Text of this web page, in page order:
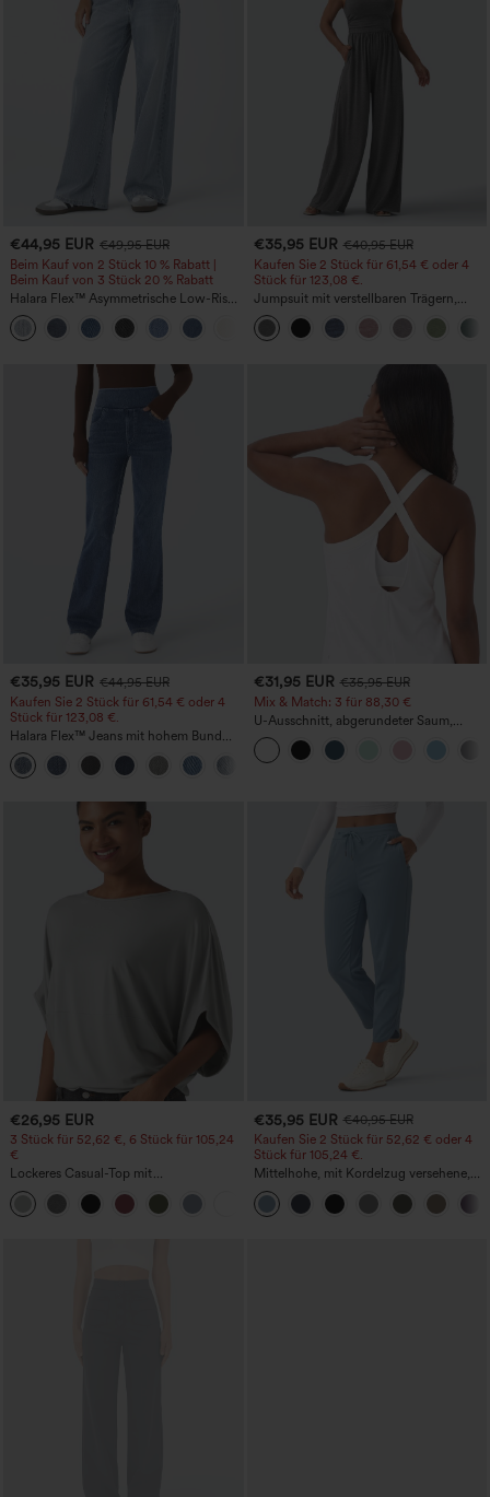
€44,95 EUR €49,95 EUR
Beim Kauf von 2 Stück 10 % Rabatt |
Beim Kauf von 3 Stück 20 % Rabatt
Halara Flex™ Asymmetrische Low-Rise-
Jeans mit Reißverschlusstaschen,
Baggy-Stil, weitem Bein, gewaschen,
lässig
+5
€35,95 EUR €40,95 EUR
Kaufen Sie 2 Stück für 61,54 € oder 4
Stück für 123,08 €.
Jumpsuit mit verstellbaren Trägern,
gerafftem Detail, weitem Bein und
meliertem Stoff, lässig, mit Taschen -
Easy Peezy
€35,95 EUR €44,95 EUR
Kaufen Sie 2 Stück für 61,54 € oder 4
Stück für 123,08 €.
Halara Flex™ Jeans mit hohem Bund
und Taschen, gewaschener, lässiger
Bootcut
€31,95 EUR €35,95 EUR
Mix & Match: 3 für 88,30 €
U-Ausschnitt, abgerundeter Saum,
InstantCool Yoga-Trägertop – UPF50+
€26,95 EUR
3 Stück für 52,62 €, 6 Stück für 105,24
€
Lockeres Casual-Top mit
Rundhalsausschnitt und
Fledermausärmeln
+1
€35,95 EUR €40,95 EUR
Kaufen Sie 2 Stück für 52,62 € oder 4
Stück für 105,24 €.
Mittelhohe, mit Kordelzug versehene,
schnelltrocknende Golfhose mit schmal
zulaufendem Schnitt, abgerundetem
Saum und Taschen – UPF 40+